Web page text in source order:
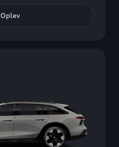
Oplev